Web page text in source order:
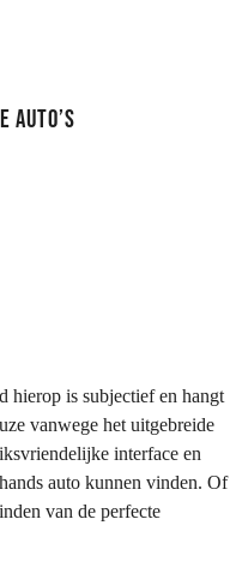
Auto’s
hierop is subjectief en hangt
vanwege het uitgebreide
interface en
auto kunnen vinden. Of
van de perfecte